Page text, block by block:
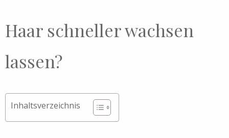
Haar schneller wachsen
lassen?
Inhaltsverzeichnis